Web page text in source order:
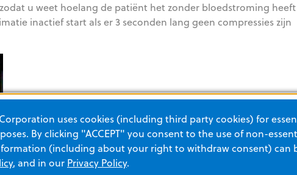
u weet hoelang de patiënt het zonder bloedstroming heeft
inactief start als er 3 seconden lang geen compressies zijn
zijn uitgevoerd, wordt op het CPR Dashboard een timer voor
uses cookies (including third party cookies) for
By clicking "ACCEPT" you consent to the use of non-
(including about your right to withdraw consent) can
, and in our Privacy Policy.